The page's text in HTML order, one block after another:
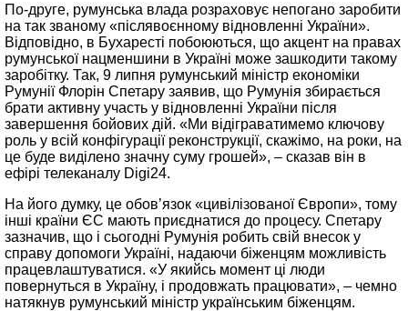
По-друге, румунська влада розраховує непогано заробити
на так званому «післявоєнному відновленні України».
Відповідно, в Бухаресті побоюються, що акцент на правах
румунської нацменшини в Україні може зашкодити такому
заробітку. Так, 9 липня румунський міністр економіки
Румунії Флорін Спетару заявив, що Румунія збирається
брати активну участь у відновленні України після
завершення бойових дій. «Ми відіграватимемо ключову
роль у всій конфігурації реконструкції, скажімо, на роки, на
це буде виділено значну суму грошей», – сказав він в
ефірі телеканалу Digi24.
На його думку, це обов’язок «цивілізованої Європи», тому
інші країни ЄС мають приєднатися до процесу. Спетару
зазначив, що і сьогодні Румунія робить свій внесок у
справу допомоги Україні, надаючи біженцям можливість
працевлаштуватися. «У якийсь момент ці люди
повернуться в Україну, і продовжать працювати», – чемно
натякнув румунський міністр українським біженцям.